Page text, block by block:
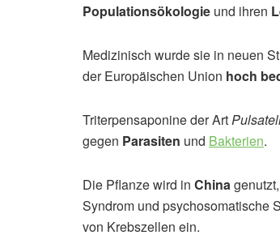
Populationsökologie und ihren
Medizinisch wurde sie in neuen
der Europäischen Union hoch
Triterpensaponine der Art
gegen Parasiten und Bakterien.
Die Pflanze wird in China
Syndrom und psychosomatische
von Krebszellen ein.